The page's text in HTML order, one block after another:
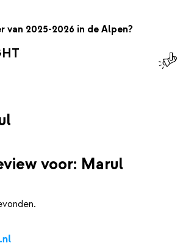
van 2025-2026 in de Alpen?
voor: Marul